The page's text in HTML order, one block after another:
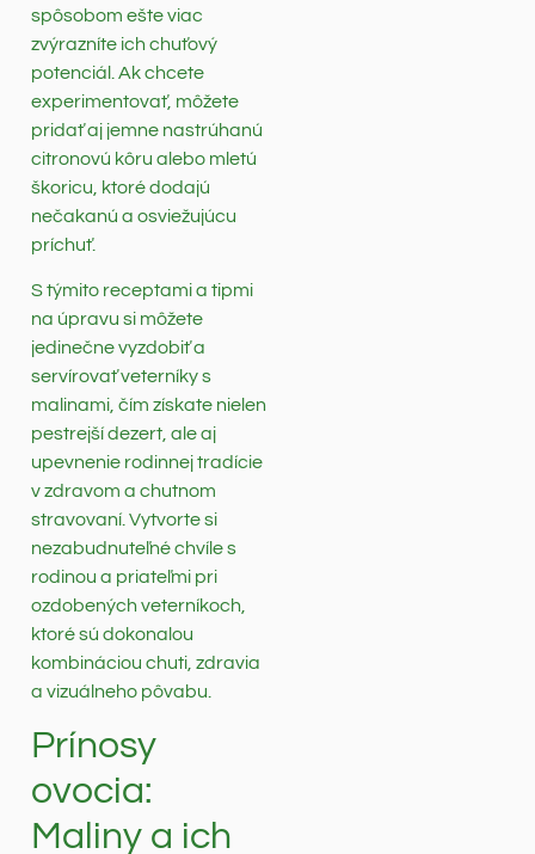
spôsobom ešte viac
zvýrazníte ich chuťový
potenciál. Ak chcete
experimentovať, môžete
pridať aj jemne nastrúhanú
citronovú kôru alebo mletú
škoricu, ktoré dodajú
nečakanú a osviežujúcu
príchuť.
S týmito receptami a tipmi
na úpravu si môžete
jedinečne vyzdobiť a
servírovať veterníky s
malinami, čím získate nielen
pestrejší dezert, ale aj
upevnenie rodinnej tradície
v zdravom a chutnom
stravovaní. Vytvorte si
nezabudnuteľné chvíle s
rodinou a priateľmi pri
ozdobených veterníkoch,
ktoré sú dokonalou
kombináciou chuti, zdravia
a vizuálneho pôvabu.
Prínosy
ovocia:
Maliny a ich